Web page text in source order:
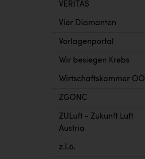
VERITAS
Vier Diamanten
Vorlagenportal
Wir besiegen Krebs
Wirtschaftskammer OÖ
ZGONC
ZULuft - Zukunft Luft
Austria
z.l.ö.